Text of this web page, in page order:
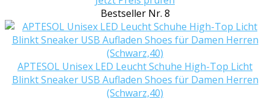
Bestseller Nr. 8
APTESOL Unisex LED Leucht Schuhe High-Top Licht
Blinkt Sneaker USB Aufladen Shoes für Damen Herren
(Schwarz,40)